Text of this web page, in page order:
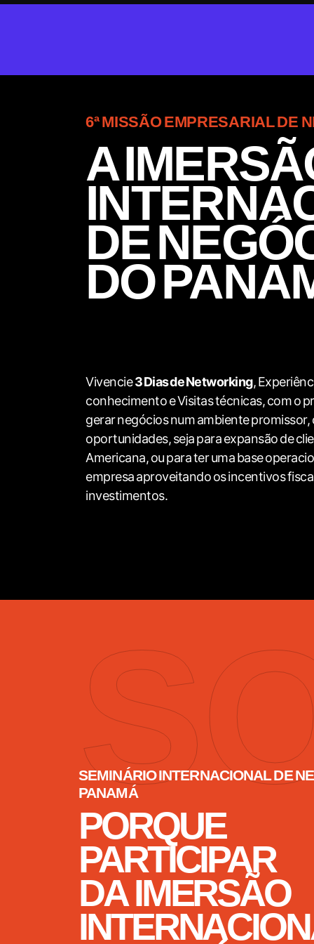
6ª MISSÃO EMPRESARIAL DE
A
DE
DO
Vivencie3 Dias de Networking,
conhecimento e Visitas técnicas, com o
gerar negócios num ambiente promissor,
oportunidades, seja para expansão de
Americana, ou para ter uma base
empresa aproveitando os incentivos
investimentos.
SEMINÁRIO INTERNACIONAL DE
PANAMÁ​
PORQUE
PARTICIPAR
DA IMERSÃO